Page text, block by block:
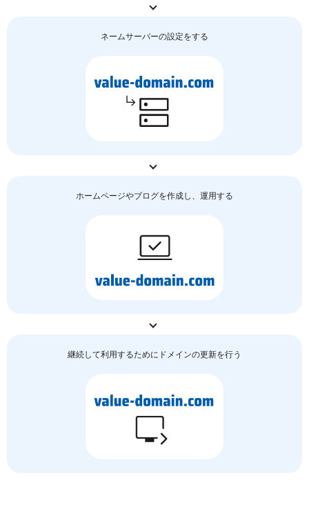
ネームサーバーの設定をする
ホームページやブログを作成し、運用する
継続して利用するためにドメインの更新を行う